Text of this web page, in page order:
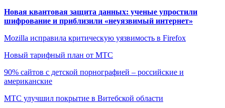
Новая квантовая защита данных: ученые упростили
шифрование и приблизили «неуязвимый интернет»
Mozilla исправила критическую уязвимость в Firefox
Новый тарифный план от МТС
90% сайтов с детской порнографией – российские и
американские
МТС улучшил покрытие в Витебской области